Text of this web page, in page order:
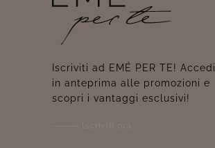
Iscriviti ad EMÉ PER TE! Accedi
in anteprima alle promozioni e
scopri i vantaggi esclusivi!
Iscriviti ora